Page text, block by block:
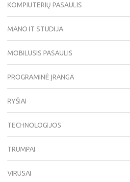
KOMPIUTERIŲ PASAULIS
MANO IT STUDIJA
MOBILUSIS PASAULIS
PROGRAMINĖ ĮRANGA
RYŠIAI
TECHNOLOGIJOS
TRUMPAI
VIRUSAI